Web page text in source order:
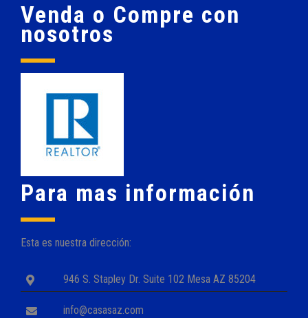
Venda o Compre con
nosotros
Para mas información
Esta es nuestra dirección:
946 S. Stapley Dr. Suite 102 Mesa AZ 85204
info@casasaz.com